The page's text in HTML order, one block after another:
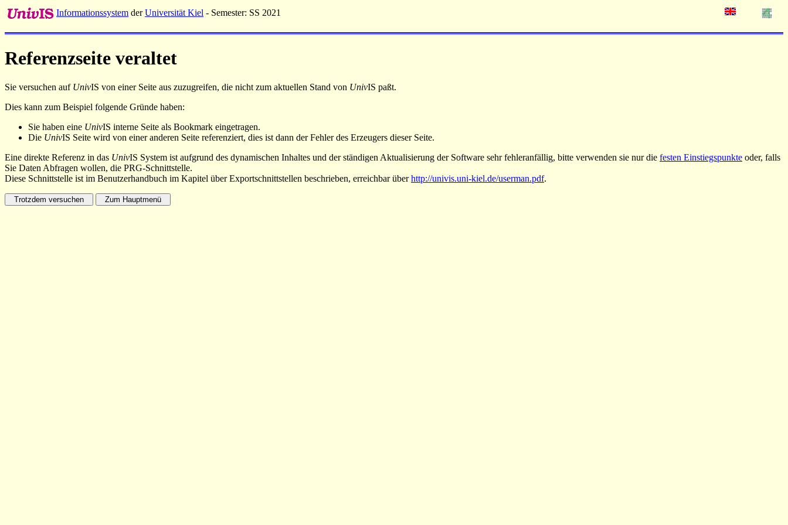
Informationssystem derUniversität Kiel - Semester: SS 2021
Referenzseite veraltet
Sie versuchen auf UnivIS von einer Seite aus zuzugreifen, die nicht zum aktuellen Stand von UnivIS paßt.
Dies kann zum Beispiel folgende Gründe haben:
Sie haben eine UnivIS interne Seite als Bookmark eingetragen.
Die UnivIS Seite wird von einer anderen Seite referenziert, dies ist dann der Fehler des Erzeugers dieser Seite.
Eine direkte Referenz in das UnivIS System ist aufgrund des dynamischen Inhaltes und der ständigen Aktualisierung der Software sehr fehleranfällig, bitte verwenden sie nur die festen Einstiegspunkte oder, falls
Sie Daten Abfragen wollen, die PRG-Schnittstelle.
Diese Schnittstelle ist im Benutzerhandbuch im Kapitel über Exportschnittstellen beschrieben, erreichbar überhttp://univis.uni-kiel.de/userman.pdf.